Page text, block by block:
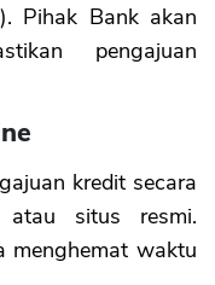
Pihak Bank akan
pengajuan
kredit secara
atau situs resmi.
menghemat waktu